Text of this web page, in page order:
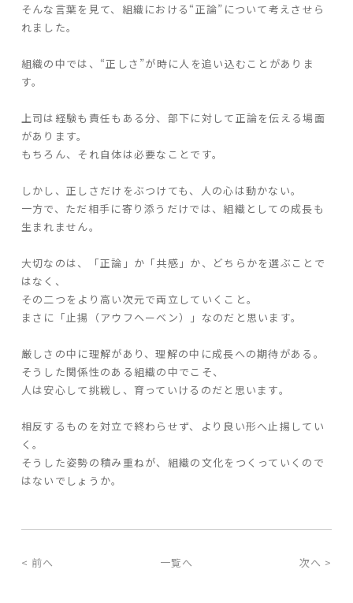
- 高断熱性能
- 高耐震性能
- 保証
家づくりの流れ
よくあるご質問
採用情報
暮らしの器
そんな言葉を見て、組織における“正論”について考えさせら
れました。
組織の中では、“正しさ”が時に人を追い込むことがありま
す。
上司は経験も責任もある分、部下に対して正論を伝える場面
があります。
もちろん、それ自体は必要なことです。
しかし、正しさだけをぶつけても、人の心は動かない。
一方で、ただ相手に寄り添うだけでは、組織としての成長も
生まれません。
大切なのは、「正論」か「共感」か、どちらかを選ぶことで
はなく、
その二つをより高い次元で両立していくこと。
まさに「止揚（アウフヘーベン）」なのだと思います。
厳しさの中に理解があり、理解の中に成長への期待がある。
そうした関係性のある組織の中でこそ、
人は安心して挑戦し、育っていけるのだと思います。
相反するものを対立で終わらせず、より良い形へ止揚してい
く。
そうした姿勢の積み重ねが、組織の文化をつくっていくので
はないでしょうか。
< 前へ 一覧へ 次へ >